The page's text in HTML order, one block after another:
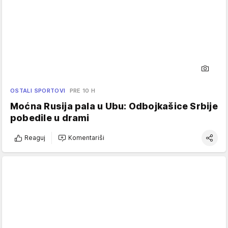
OSTALI SPORTOVI PRE 10 H
Moćna Rusija pala u Ubu: Odbojkašice Srbije
pobedile u drami
Reaguj Komentariši